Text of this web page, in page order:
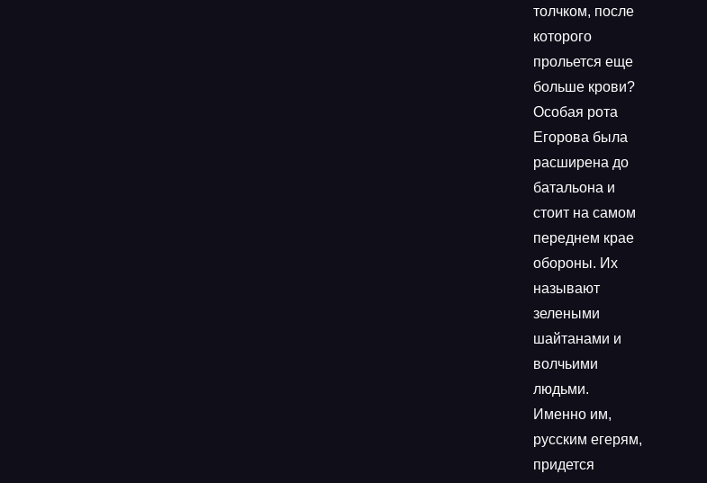
толчком, после
которого
прольется еще
больше крови?
Особая рота
Егорова была
расширена до
батальона и
стоит на самом
переднем крае
обороны. Их
называют
зелеными
шайтанами и
волчьими
людьми.
Именно им,
русским егерям,
придется